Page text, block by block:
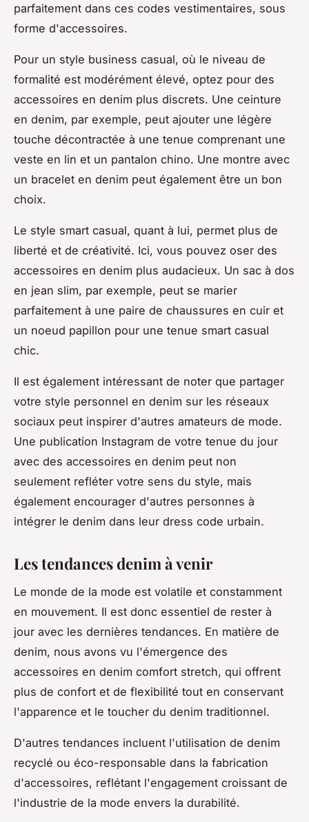
parfaitement dans ces codes vestimentaires, sous
forme d'accessoires.
Pour un style business casual, où le niveau de
formalité est modérément élevé, optez pour des
accessoires en denim plus discrets. Une ceinture
en denim, par exemple, peut ajouter une légère
touche décontractée à une tenue comprenant une
veste en lin et un pantalon chino. Une montre avec
un bracelet en denim peut également être un bon
choix.
Le style smart casual, quant à lui, permet plus de
liberté et de créativité. Ici, vous pouvez oser des
accessoires en denim plus audacieux. Un sac à dos
en jean slim, par exemple, peut se marier
parfaitement à une paire de chaussures en cuir et
un noeud papillon pour une tenue smart casual
chic.
Il est également intéressant de noter que partager
votre style personnel en denim sur les réseaux
sociaux peut inspirer d'autres amateurs de mode.
Une publication Instagram de votre tenue du jour
avec des accessoires en denim peut non
seulement refléter votre sens du style, mais
également encourager d'autres personnes à
intégrer le denim dans leur dress code urbain.
Les tendances denim à venir
Le monde de la mode est volatile et constamment
en mouvement. Il est donc essentiel de rester à
jour avec les dernières tendances. En matière de
denim, nous avons vu l'émergence des
accessoires en denim comfort stretch, qui offrent
plus de confort et de flexibilité tout en conservant
l'apparence et le toucher du denim traditionnel.
D'autres tendances incluent l'utilisation de denim
recyclé ou éco-responsable dans la fabrication
d'accessoires, reflétant l'engagement croissant de
l'industrie de la mode envers la durabilité.